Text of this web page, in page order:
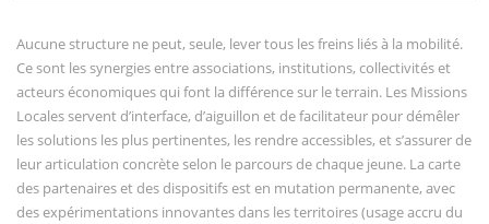
Aucune structure ne peut, seule, lever tous les freins liés à la mobilité.
Ce sont les synergies entre associations, institutions, collectivités et
acteurs économiques qui font la différence sur le terrain. Les Missions
Locales servent d’interface, d’aiguillon et de facilitateur pour démêler
les solutions les plus pertinentes, les rendre accessibles, et s’assurer de
leur articulation concrète selon le parcours de chaque jeune. La carte
des partenaires et des dispositifs est en mutation permanente, avec
des expérimentations innovantes dans les territoires (usage accru du